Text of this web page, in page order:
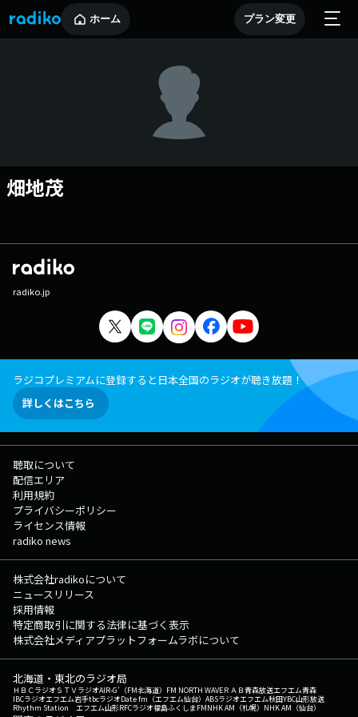
ホーム プラン変更
畑地茂
radiko.jp
ラジコプレミアムに登録すると日本全国のラジオが聴き放題！
詳しくはこちら
聴取について
配信エリア
利用規約
プライバシーポリシー
ライセンス情報
radiko news
株式会社radikoについて
ニュースリリース
採用情報
特定商取引に関する法律に基づく表示
株式会社メディアプラットフォームラボについて
北海道・東北のラジオ局
ＨＢＣラジオＳＴＶラジオAIR-G'（FM北海道） FM NORTH WAVEＲＡＢ青森放送エフエム青森
IBCラジオエフエム岩手tbcラジオDate fm（エフエム仙台） ABSラジオエフエム秋田YBC山形放送
Rhythm Station エフエム山形RFCラジオ福島ふくしまFMNHK AM（札幌） NHK AM（仙台）